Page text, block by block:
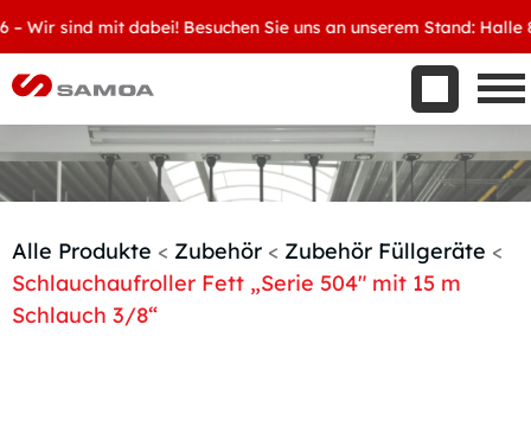
sind mit dabei! Besuchen Sie uns an unserem Stand: Halle 8,
Aktuelles
Kontakt
Handelspartner werden
Alle Produkte < Zubehör < Zubehör Füllgeräte <
Schlauchaufroller Fett „Serie 504″ mit 15 m
Schlauch 3/8“